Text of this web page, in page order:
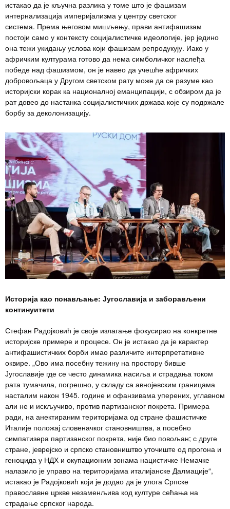
истакао да је кључна разлика у томе што је фашизам
интернализација империјализма у центру светског
система. Према његовом мишљењу, прави антифашизам
постоји само у контексту социјалистичке идеологије, јер једино
она тежи укидању услова који фашизам репродукују. Иако у
афричким културама готово да нема симболичког наслеђа
победе над фашизмом, он је навео да учешће афричких
добровољаца у Другом светском рату може да се разуме као
историјски корак ка националној еманципацији, с обзиром да је
рат довео до настанка социјалистичких држава које су подржале
борбу за деколонизацију.
Историја као понављање: Југославија и заборављени
континуитети
Стефан Радојковић је своје излагање фокусирао на конкретне
историјске примере и процесе. Он је истакао да је карактер
антифашистичких борби имао различите интерпретативне
оквире. „Ово има посебну тежину на простору бивше
Југославије где се често динамика насиља и страдања током
рата тумачила, погрешно, у складу са авнојевским границама
насталим након 1945. године и офанзивама уперених, углавном
али не и искључиво, против партизанског покрета. Примера
ради, на анектираним територијама од стране фашистичке
Италије положај словеначког становништва, а посебно
симпатизера партизанског покрета, није био повољан; с друге
стране, јеврејско и српско становништво уточиште од прогона и
геноцида у НДХ и окупационим зонама нацистичке Немачке
налазило је управо на територијама италијанске Далмације“,
истакао је Радојковић који је додао да је улога Српске
православне цркве незаменљива код културе сећања на
страдање српског народа.